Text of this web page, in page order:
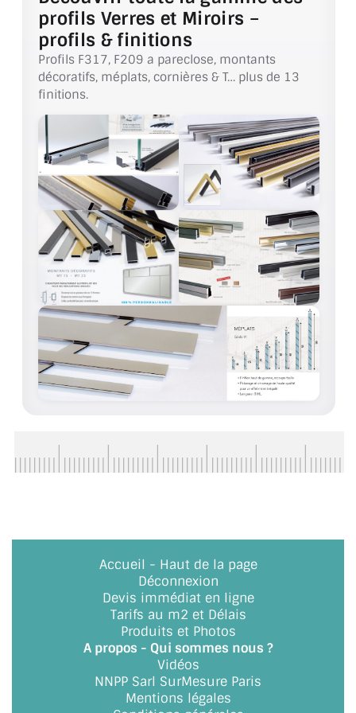
ACCESSOIRES & QUINCAILLERIE
CATALOGUE DE PROFILS ET FIXATION DU
VERRE
LES FIXATIONS POUR MIROIR
LES PROFILS PAROI DE VERRE
VITRINE EN VERRE
CONNECTEURS ET ASSEMBLAGE DE VERRES
PLATS ET CORNIÈRES
LES CHARNIÈRES DE PORTE EN VERRE
BOUTONS ET POIGNÉES
BARRES DE STABILISATION
JOINTS D'ÉTANCHÉITÉS
SYSTÈMES PIVOTANTS
LE CATALOGUE ACCESSOIRES
(STROMBINOSCOPE)
ACCESSOIRES EN PROMOTIONS
EXEMPLES, RÉALISATIONS, INSPIRATIONS
COMMENT COUPER DU VERRE ?
profils Verres et Miroirs –
profils & finitions
Profils F317, F209 a pareclose, montants
décoratifs, méplats, cornières & T… plus de 13
finitions.
Accueil - Haut de la page
Déconnexion
Devis immédiat en ligne
Tarifs au m2 et Délais
Produits et Photos
A propos - Qui sommes nous ?
Vidéos
NNPP Sarl SurMesure Paris
Mentions légales